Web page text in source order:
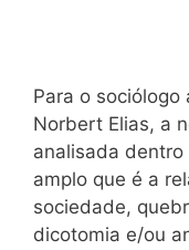
Para o sociólogo
Norbert Elias, a
analisada
amplo que é a
sociedade,
dicotomia e/ou